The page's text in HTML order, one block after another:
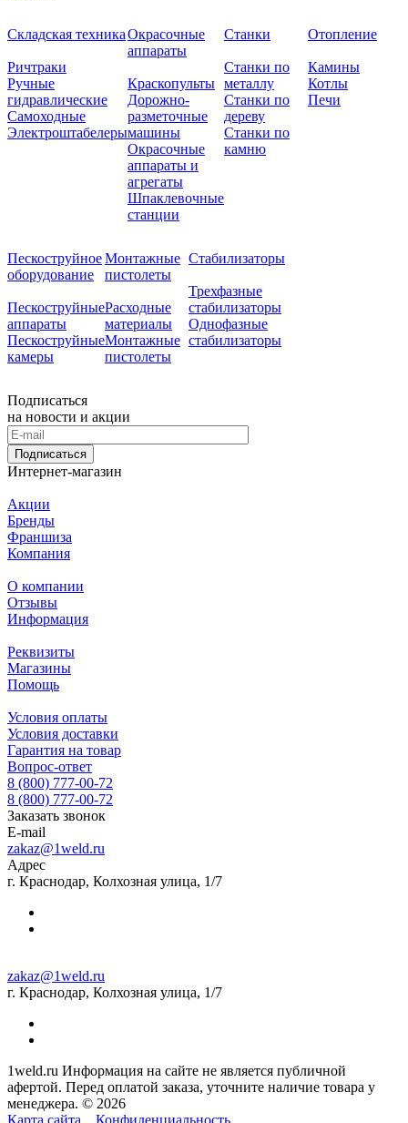
Складская техника
Ричтраки
Ручные
гидравлические
Самоходные
Электроштабелеры
Окрасочные
аппараты
Краскопульты
Дорожно-
разметочные
машины
Окрасочные
аппараты и
агрегаты
Шпаклевочные
станции
Станки
Станки по
металлу
Станки по
дереву
Станки по
камню
Отопление
Камины
Котлы
Печи
Пескоструйное
оборудование
Пескоструйные
аппараты
Пескоструйные
камеры
Монтажные
пистолеты
Расходные
материалы
Монтажные
пистолеты
Стабилизаторы
Трехфазные
стабилизаторы
Однофазные
стабилизаторы
Подписаться
на новости и акции
Подписаться
Интернет-магазин
Акции
Бренды
Франшиза
Компания
О компании
Отзывы
Информация
Реквизиты
Магазины
Помощь
Условия оплаты
Условия доставки
Гарантия на товар
Вопрос-ответ
8 (800) 777-00-72
8 (800) 777-00-72
Заказать звонок
E-mail
zakaz@1weld.ru
Адрес
г. Краснодар, Колхозная улица, 1/7
zakaz@1weld.ru
г. Краснодар, Колхозная улица, 1/7
1weld.ru Информация на сайте не является публичной
афертой. Перед оплатой заказа, уточните наличие товара у
менеджера. © 2026